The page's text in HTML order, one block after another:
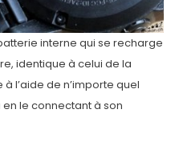
interne qui se recharge
identique à celui de la
l’aide de n’importe quel
le connectant à son